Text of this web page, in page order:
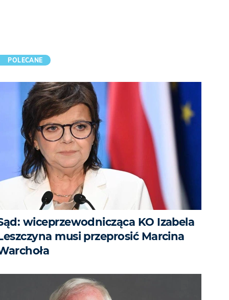
POLECANE
wiceprzewodnicząca KO Izabela
musi przeprosić Marcina